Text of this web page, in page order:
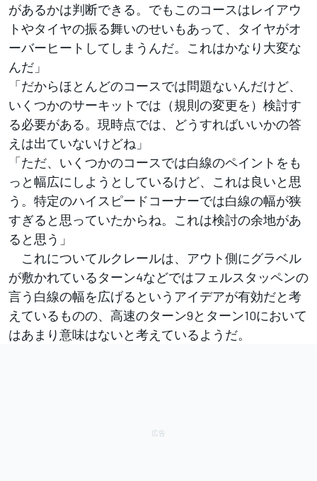
があるかは判断できる。でもこのコースはレイアウ
トやタイヤの振る舞いのせいもあって、タイヤがオ
ーバーヒートしてしまうんだ。これはかなり大変な
んだ」
「だからほとんどのコースでは問題ないんだけど、
いくつかのサーキットでは（規則の変更を）検討す
る必要がある。現時点では、どうすればいいかの答
えは出ていないけどね」
「ただ、いくつかのコースでは白線のペイントをも
っと幅広にしようとしているけど、これは良いと思
う。特定のハイスピードコーナーでは白線の幅が狭
すぎると思っていたからね。これは検討の余地があ
ると思う」
これについてルクレールは、アウト側にグラベル
が敷かれているターン4などではフェルスタッペンの
言う白線の幅を広げるというアイデアが有効だと考
えているものの、高速のターン9とターン10において
はあまり意味はないと考えているようだ。